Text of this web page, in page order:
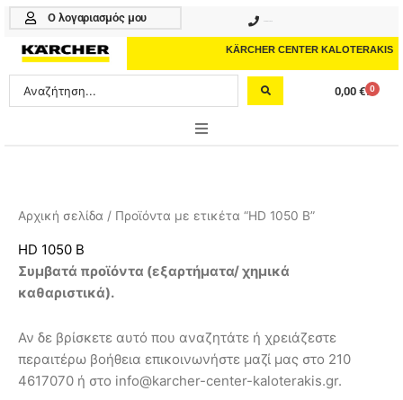
Μετάβαση
περιεχόμενο
Ο λογαριασμός μου
KÄRCHER CENTER KALOTERAKIS
Search
...
0,00 € 0
Cart
PROFESSIONAL
ΑΞΕΣΟΥΑΡ
ΥΠΗΡΕΣΙΕΣ-ΝΕΑ-ΛΥΣΕΙΣ
Αρχική σελίδα / Προϊόντα με ετικέτα “HD 1050 B”
HD 1050 B
Συμβατά προϊόντα (εξαρτήματα/ χημικά
καθαριστικά).
Αν δε βρίσκετε αυτό που αναζητάτε ή χρειάζεστε
περαιτέρω βοήθεια επικοινωνήστε μαζί μας στο 210
4617070 ή στο info@karcher-center-kaloterakis.gr.